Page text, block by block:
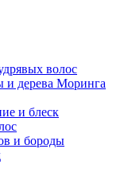
волос
и дерева Моринга
и блеск
и бороды